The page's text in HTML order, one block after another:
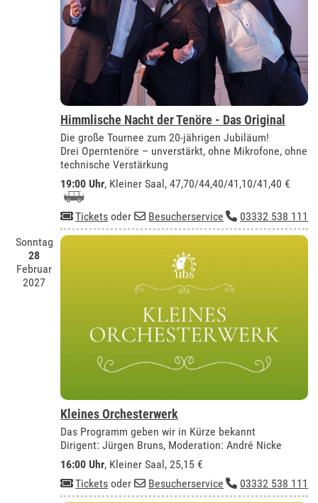
Himmlische Nacht der Tenöre - Das Original
Die große Tournee zum 20-jährigen Jubiläum!
Drei Operntenöre – unverstärkt, ohne Mikrofone, ohne
technische Verstärkung
19:00 Uhr, Kleiner Saal, 47,70/44,40/41,10/41,40 €
Tickets oder Besucherservice
03332 538 111
Sonntag
28
Februar
2027
Kleines Orchesterwerk
Das Programm geben wir in Kürze bekannt
Dirigent: Jürgen Bruns, Moderation: André Nicke
16:00 Uhr, Kleiner Saal, 25,15 €
Tickets oder Besucherservice
03332 538 111